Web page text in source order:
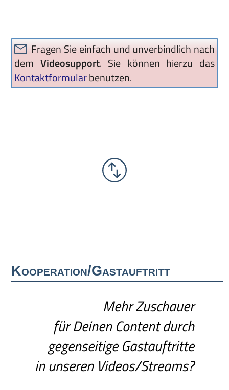
Fragen Sie einfach und unverbindlich nach
dem Videosupport. Sie können hierzu das
Kontaktformularbenutzen.
Kooperation/Gastauftritt
Mehr Zuschauer
für Deinen Content durch
gegenseitige Gastauftritte
in unseren Videos/Streams?